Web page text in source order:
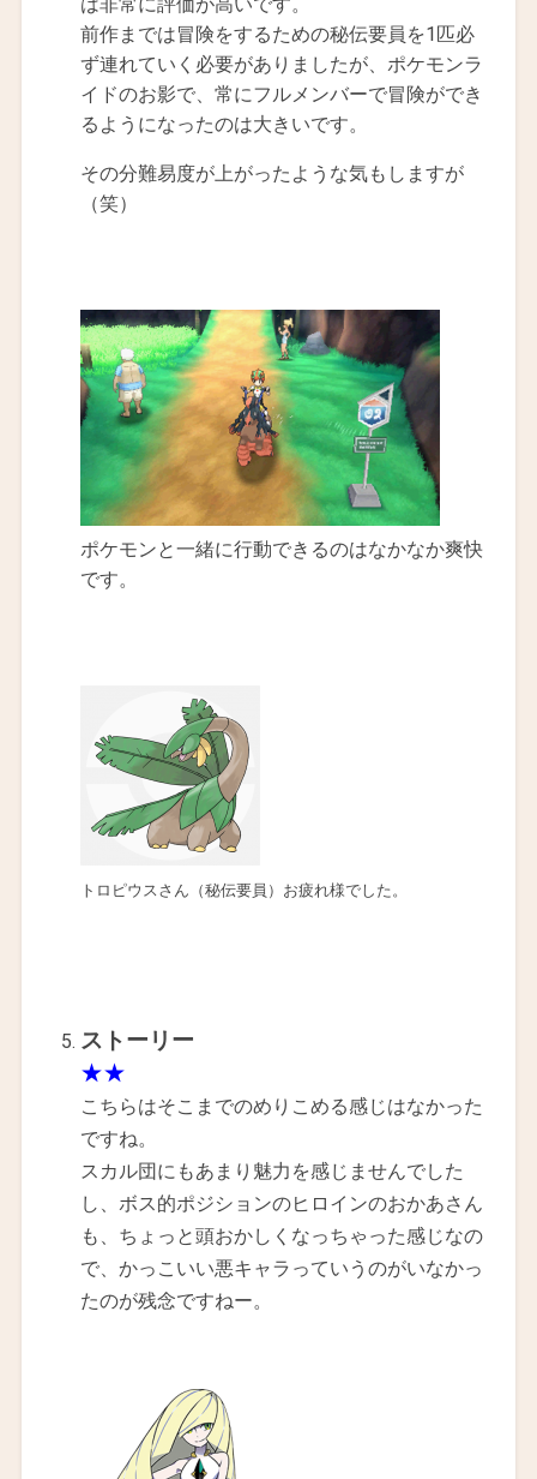
前作までは冒険をするための秘伝要員を1匹必
ず連れていく必要がありましたが、ポケモンラ
イドのお影で、常にフルメンバーで冒険ができ
るようになったのは大きいです。
その分難易度が上がったような気もしますが
（笑）
ポケモンと一緒に行動できるのはなかなか爽快
です。
トロピウスさん（秘伝要員）お疲れ様でした。
ストーリー
★★
こちらはそこまでのめりこめる感じはなかった
ですね。
スカル団にもあまり魅力を感じませんでした
し、ボス的ポジションのヒロインのおかあさん
も、ちょっと頭おかしくなっちゃった感じなの
で、かっこいい悪キャラっていうのがいなかっ
たのが残念ですねー。